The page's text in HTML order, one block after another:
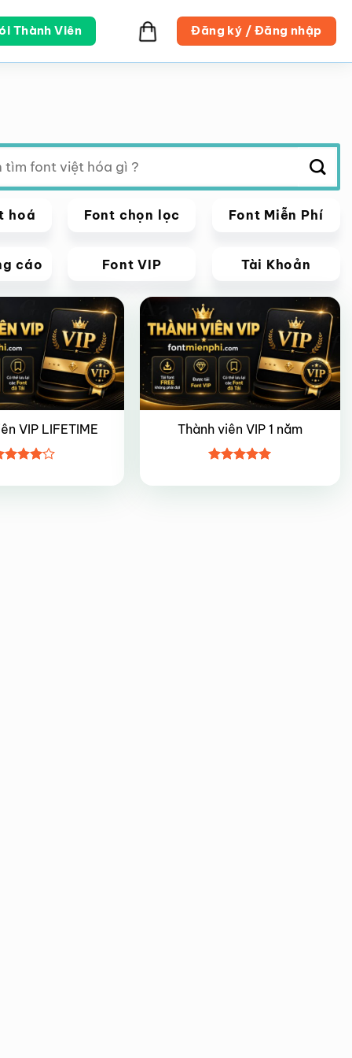
Thành Viên Đăng ký / Đăng nhập
hoá Font chọn lọc Font Miễn Phí
cáo Font VIP Tài Khoản
VIP LIFETIME
hạng
Giảm giá!
Thành viên VIP 1 năm
hạng55